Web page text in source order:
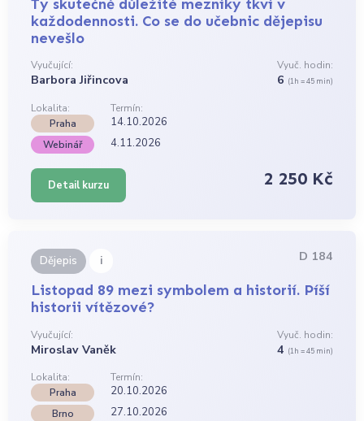
Ty skutečně důležité mezníky tkví v
každodennosti. Co se do učebnic dějepisu
nevešlo
Vyučující:
Barbora Jiřincova
Vyuč. hodin:
6 (1h = 45 min)
Lokalita:
Termín:
Praha
14.10.2026
Webinář 4.11.2026
Detail kurzu 2 250 Kč
Dějepis i D 184
Listopad 89 mezi symbolem a historií. Píší
historii vítězové?
Vyučující:
Miroslav Vaněk
Vyuč. hodin:
4 (1h = 45 min)
Lokalita:
Termín:
Praha
20.10.2026
Brno 27.10.2026